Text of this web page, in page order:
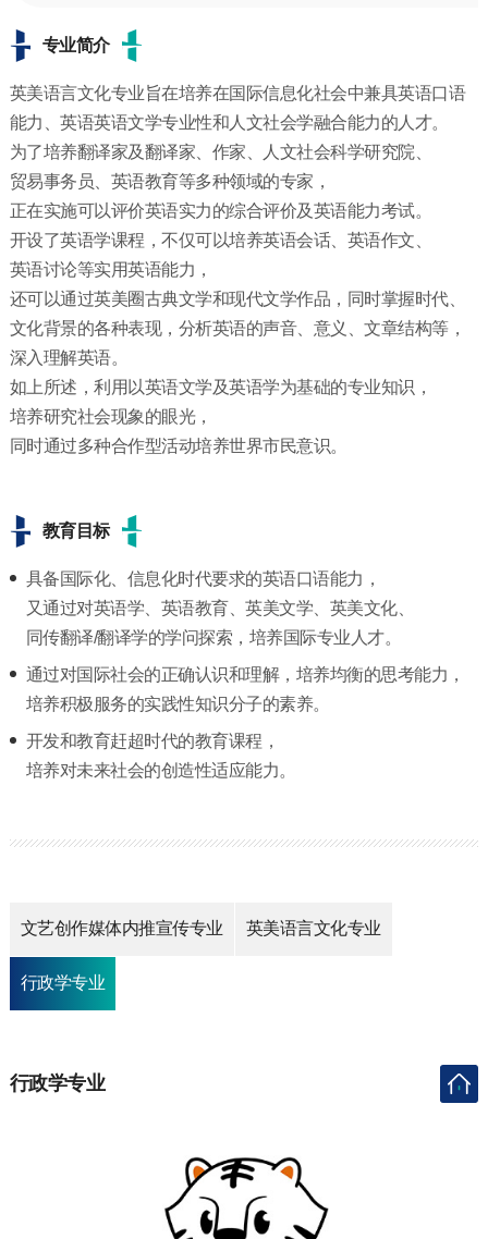
专业简介
英美语言文化专业旨在培养在国际信息化社会中兼具英语口语
能力、英语英语文学专业性和人文社会学融合能力的人才。
为了培养翻译家及翻译家、作家、人文社会科学研究院、
贸易事务员、英语教育等多种领域的专家，
正在实施可以评价英语实力的综合评价及英语能力考试。
开设了英语学课程，不仅可以培养英语会话、英语作文、
英语讨论等实用英语能力，
还可以通过英美圈古典文学和现代文学作品，同时掌握时代、
文化背景的各种表现，分析英语的声音、意义、文章结构等，
深入理解英语。
如上所述，利用以英语文学及英语学为基础的专业知识，
培养研究社会现象的眼光，
同时通过多种合作型活动培养世界市民意识。
教育目标
具备国际化、信息化时代要求的英语口语能力，
又通过对英语学、英语教育、英美文学、英美文化、
同传翻译/翻译学的学问探索，培养国际专业人才。
通过对国际社会的正确认识和理解，培养均衡的思考能力，
培养积极服务的实践性知识分子的素养。
开发和教育赶超时代的教育课程，
培养对未来社会的创造性适应能力。
文艺创作媒体内推宣传专业 英美语言文化专业
行政学专业
行政学专业